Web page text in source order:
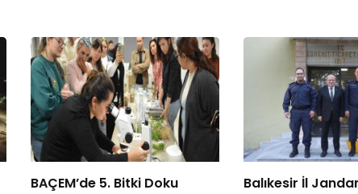
BAÇEM’de 5. Bitki Doku
Balıkesir İl